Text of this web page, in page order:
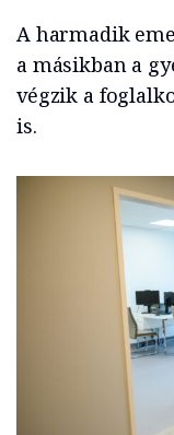
A harmadik
a másikban a
végzik a
is.